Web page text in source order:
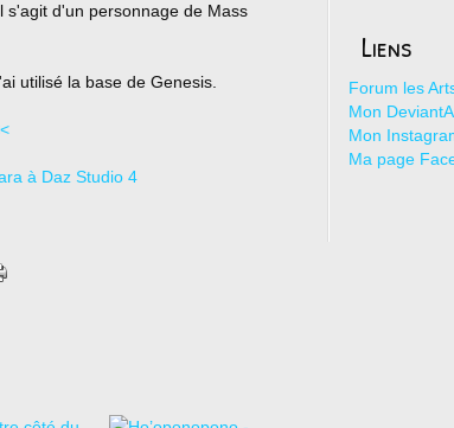
s'agit d'un personnage de Mass
utilisé la base de Genesis.
Liens
Forum les
Mon
Mon
Ma page